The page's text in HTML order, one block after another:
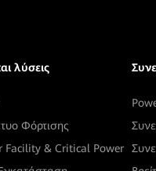
λύσεις
Φόρτισης
Facility & Critical Power